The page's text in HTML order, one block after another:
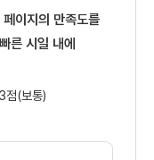
이지의 만족도를
른 시일 내에
3점(보통)